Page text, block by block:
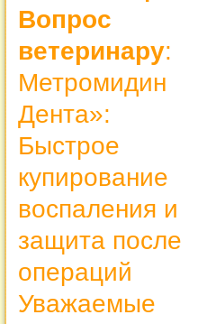
Вопрос
ветеринару:
Метромидин
Дента»:
Быстрое
купирование
воспаления и
защита после
операций
Уважаемые